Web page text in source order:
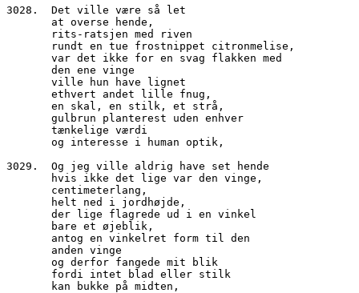
3028.  Det ville være så let
       at overse hende,
       rits-ratsjen med riven
       rundt en tue frostnippet citronmelise,
       var det ikke for en svag flakken med
       den ene vinge
       ville hun have lignet
       ethvert andet lille fnug,
       en skal, en stilk, et strå,
       gulbrun planterest uden enhver
       tænkelige værdi
       og interesse i human optik,
3029.  Og jeg ville aldrig have set hende
       hvis ikke det lige var den vinge,
       centimeterlang,
       helt ned i jordhøjde,
       der lige flagrede ud i en vinkel
       bare et øjeblik,
       antog en vinkelret form til den
       anden vinge
       og derfor fangede mit blik
       fordi intet blad eller stilk
       kan bukke på midten,